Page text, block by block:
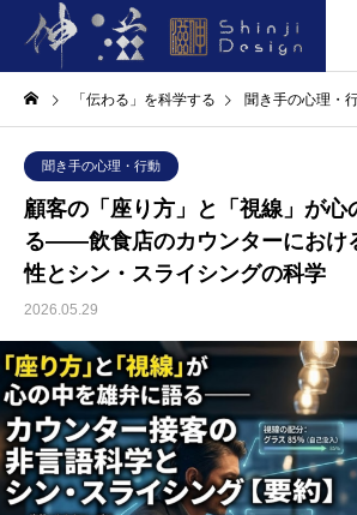
「伝わる」を科学する 聞き手の心理・
聞き手の心理・行動
顧客の「座り方」と「視線」が心
る――飲食店のカウンターにおけ
性とシン・スライシングの科学
2026.05.29